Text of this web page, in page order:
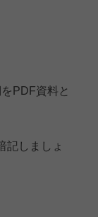
PDF資料と
記しましょ